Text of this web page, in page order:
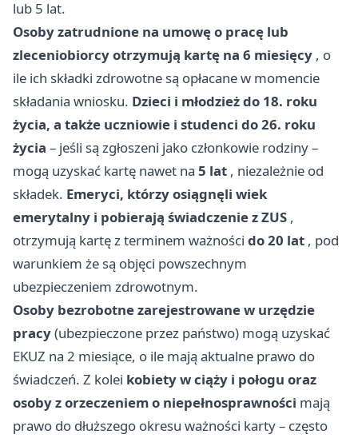
lub 5 lat.
Osoby zatrudnione na umowę o pracę lub
zleceniobiorcy otrzymują kartę na 6 miesięcy , o
ile ich składki zdrowotne są opłacane w momencie
składania wniosku. Dzieci i młodzież do 18. roku
życia, a także uczniowie i studenci do 26. roku
życia – jeśli są zgłoszeni jako członkowie rodziny –
mogą uzyskać kartę nawet na 5 lat , niezależnie od
składek. Emeryci, którzy osiągnęli wiek
emerytalny i pobierają świadczenie z ZUS ,
otrzymują kartę z terminem ważności do 20 lat , pod
warunkiem że są objęci powszechnym
ubezpieczeniem zdrowotnym.
Osoby bezrobotne zarejestrowane w urzędzie
pracy(ubezpieczone przez państwo) mogą uzyskać
EKUZ na 2 miesiące, o ile mają aktualne prawo do
świadczeń. Z kolei kobiety w ciąży i połogu oraz
osoby z orzeczeniem o niepełnosprawności mają
prawo do dłuższego okresu ważności karty – często